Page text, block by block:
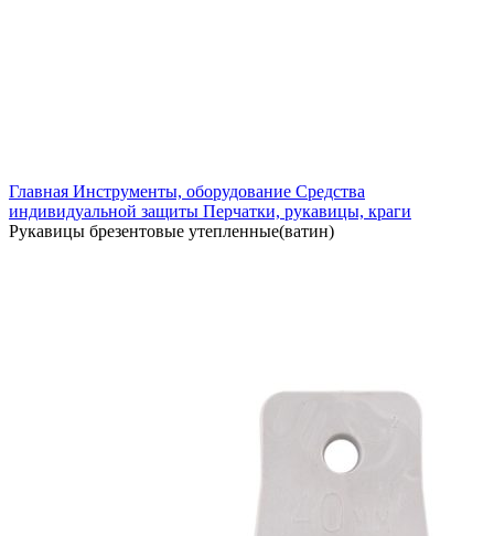
Главная Инструменты, оборудование Средства
индивидуальной защиты Перчатки, рукавицы, краги
Рукавицы брезентовые утепленные(ватин)